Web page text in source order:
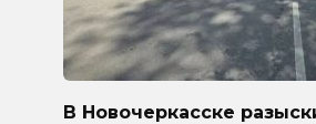
В Новочеркасске